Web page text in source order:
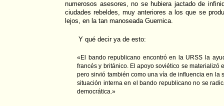
numerosos asesores, no se hubiera jactado de
ciudades rebeldes, muy anteriores a los que se
lejos, en la tan manoseada Guernica.
Y qué decir ya de esto:
«El bando republicano encontró en la URSS la
francés y británico. El apoyo soviético se materializó
pero sirvió también como una vía de influencia en la
situación interna en el bando republicano no se
democrática.»